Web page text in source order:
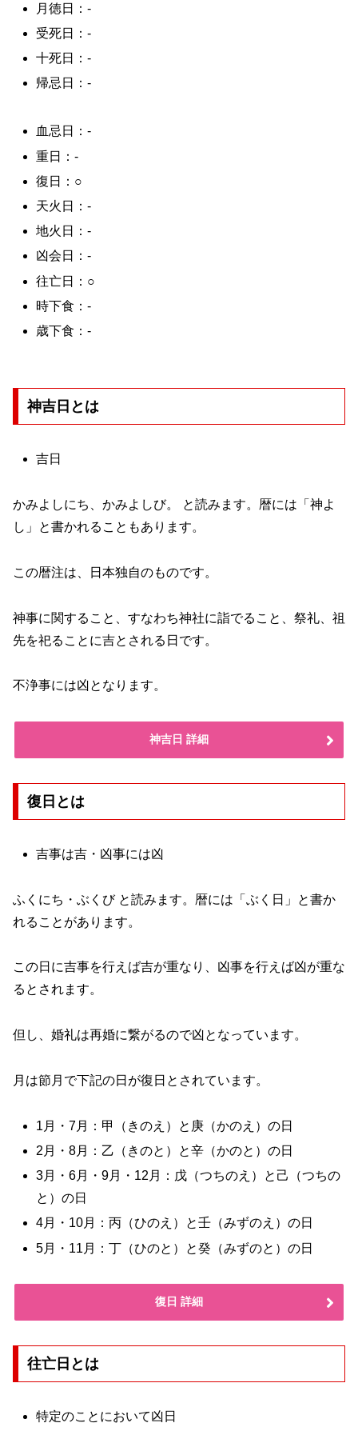
月徳日：-
受死日：-
十死日：-
帰忌日：-
血忌日：-
重日：-
復日：○
天火日：-
地火日：-
凶会日：-
往亡日：○
時下食：-
歳下食：-
神吉日とは
吉日
かみよしにち、かみよしび。 と読みます。暦には「神よ
し」と書かれることもあります。
この暦注は、日本独自のものです。
神事に関すること、すなわち神社に詣でること、祭礼、祖
先を祀ることに吉とされる日です。
不浄事には凶となります。
神吉日 詳細
復日とは
吉事は吉・凶事には凶
ふくにち・ぶくび と読みます。暦には「ぶく日」と書か
れることがあります。
この日に吉事を行えば吉が重なり、凶事を行えば凶が重な
るとされます。
但し、婚礼は再婚に繋がるので凶となっています。
月は節月で下記の日が復日とされています。
1月・7月：甲（きのえ）と庚（かのえ）の日
2月・8月：乙（きのと）と辛（かのと）の日
3月・6月・9月・12月：戊（つちのえ）と己（つちの
と）の日
4月・10月：丙（ひのえ）と壬（みずのえ）の日
5月・11月：丁（ひのと）と癸（みずのと）の日
復日 詳細
往亡日とは
特定のことにおいて凶日